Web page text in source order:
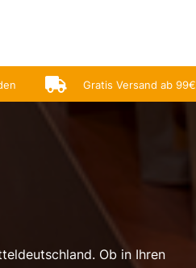
 Gratis Versand ab 99€
Ob in Ihren